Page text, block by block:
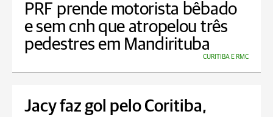
PRF prende motorista bêbado
e sem cnh que atropelou três
pedestres em Mandirituba
CURITIBA E RMC
Jacy faz gol pelo Coritiba,